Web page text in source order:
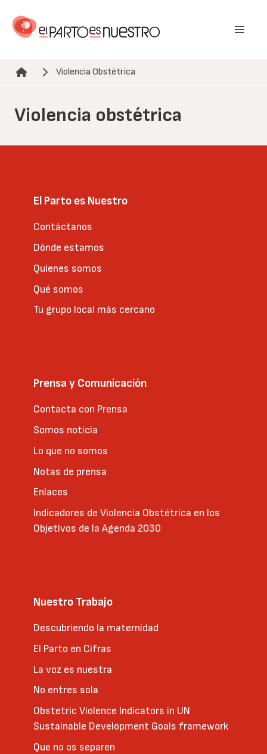
contenido
Ruta de navegación
Violencia Obstétrica
Violencia obstétrica
El Parto es Nuestro
Contáctanos
Dónde estamos
Quienes somos
Qué somos
Tu grupo local más cercano
Prensa y Comunicación
Contacta con Prensa
Somos noticia
Lo que no somos
Notas de prensa
Enlaces
Indicadores de Violencia Obstétrica en los
Objetivos de la Agenda 2030
Nuestro Trabajo
Descubriendo la maternidad
El Parto en Cifras
La voz es nuestra
No entres sola
Obstetric Violence Indicators in UN
Sustainable Development Goals framework
Que no os separen